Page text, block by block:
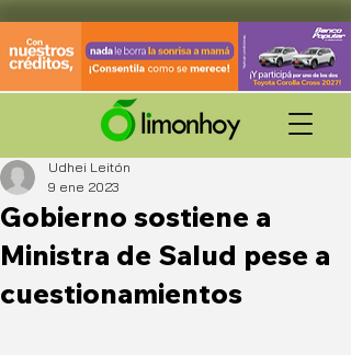
Gobierno sostiene a
Ministra de Salud pese a
cuestionamientos
Udhei Leitón
9 ene 2023